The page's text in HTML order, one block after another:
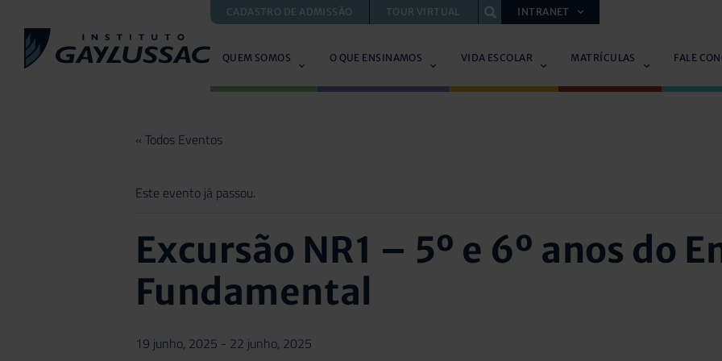
CADASTRO DE ADMISSÃO TOUR VIRTUAL INTRANET
QUEM SOMOS O QUE ENSINAMOS VIDA ESCOLAR MATRÍCULAS FALE
« Todos Eventos
Este evento já passou.
Excursão NR1 – 5º e 6º anos do
Fundamental
19 junho, 2025 - 22 junho, 2025